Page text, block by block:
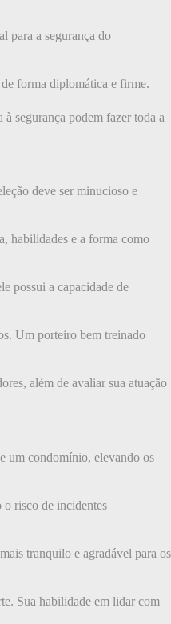
para a segurança do
forma diplomática e firme.
segurança podem fazer toda a
deve ser minucioso e
habilidades e a forma como
possui a capacidade de
Um porteiro bem treinado
além de avaliar sua atuação
um condomínio, elevando os
o risco de incidentes
tranquilo e agradável para os
Sua habilidade em lidar com